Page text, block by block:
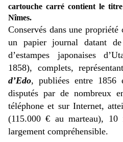
cartouche carré contient le
Nîmes.
Conservés dans une propriété
un papier journal datant
d’estampes japonaises
1858), complets,
d’Edo, publiées entre 1856
disputés par de nombreux
téléphone et sur Internet,
(115.000 € au marteau),
largement compréhensible.